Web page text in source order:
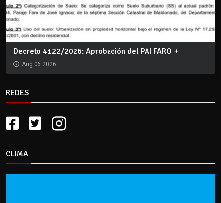
Decreto 4122/2026: Aprobación del PAI FARO +
Aug 06 2026
REDES
CLIMA